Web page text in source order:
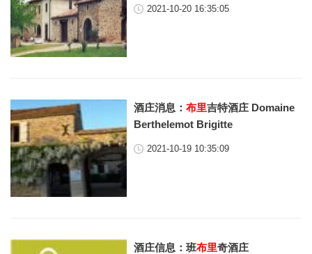
2021-10-20 16:35:05
酒庄消息：布里吉特酒庄 Domaine
Berthelemot Brigitte
2021-10-19 10:35:09
酒庄信息：班布里奇酒庄